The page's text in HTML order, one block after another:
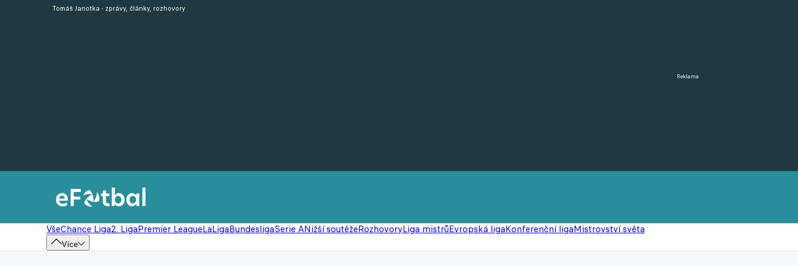
Reklama
VšeChance Liga2. LigaPremier LeagueLaLigaBundesligaSerie ANižší soutěžeRozhovoryLiga mistrůEvropská ligaKonferenční ligaMistrovství světa
Více
Tomáš Janotka - zprávy, články, rozhovory